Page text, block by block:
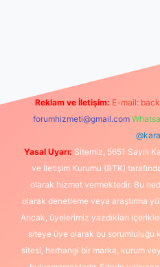
Reklam ve İletişim: E-mail:
forumhizmeti@gmail.com
Yasal Uyarı: Sitemiz, 5651 Sayılı
ve İletişim Kurumu (BTK)
olarak hizmet vermektedir. Bu
olarak denetleme veya araştırma
Ancak, üyelerimiz yazdıkları
siteye üye olarak bu sorumluluğu
sitesi, herhangi bir marka, kurum